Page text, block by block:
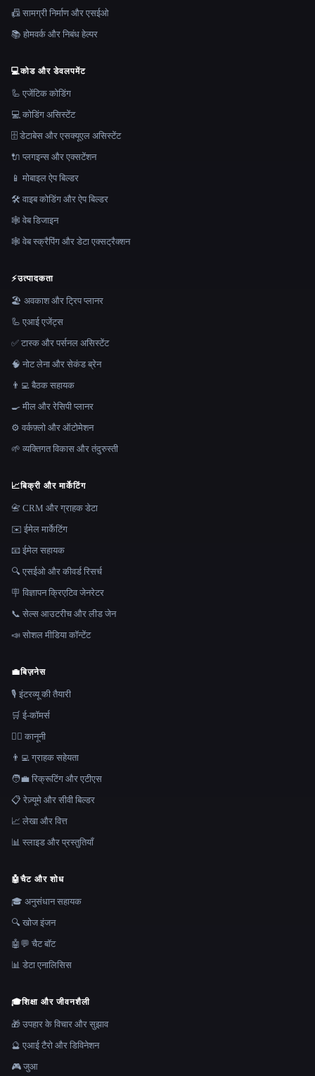
📠 सामग्री निर्माण और एसईओ
📚 होमवर्क और निबंध हेल्पर
💻कोड और डेवलपमेंट
🦾 एजेंटिक कोडिंग
💻 कोडिंग असिस्टेंट
🗄️ डेटाबेस और एसक्यूएल असिस्टेंट
🔌 प्लगइन्स और एक्सटेंशन
📱 मोबाइल ऐप बिल्डर
🛠️ वाइब कोडिंग और ऐप बिल्डर
🕸 वेब डिजाइन
🕸️ वेब स्क्रैपिंग और डेटा एक्सट्रैक्शन
⚡उत्पादकता
🏖 अवकाश और ट्रिप प्लानर
🦾 एआई एजेंट्स
✅ टास्क और पर्सनल असिस्टेंट
🧠 नोट लेना और सेकंड ब्रेन
👨‍💻 बैठक सहायक
🍳 मील और रेसिपी प्लानर
⚙️ वर्कफ़्लो और ऑटोमेशन
🌱 व्यक्तिगत विकास और तंदुरुस्ती
📈बिक्री और मार्केटिंग
📇 CRM और ग्राहक डेटा
✉️ ईमेल मार्केटिंग
📧 ईमेल सहायक
🔍 एसईओ और कीवर्ड रिसर्च
🪧 विज्ञापन क्रिएटिव जेनरेटर
📞 सेल्स आउटरीच और लीड जेन
📣 सोशल मीडिया कॉन्टेंट
💼बिज़नेस
🎙️ इंटरव्यू की तैयारी
🛒 ई-कॉमर्स
👩‍⚖️ कानूनी
👨‍💻 ग्राहक सहेयता
🧑‍💼 रिक्रूटिंग और एटीएस
📋 रेज़्यूमे और सीवी बिल्डर
📈 लेखा और वित्त
📊 स्लाइड और प्रस्तुतियाँ
🤖चैट और शोध
🎓 अनुसंधान सहायक
🔍 खोज इंजन
🤖💬 चैट बॉट
📊 डेटा एनालिसिस
🎓शिक्षा और जीवनशैली
🎁 उपहार के विचार और सुझाव
🔮 एआई टैरो और डिविनेशन
🎮 जुआ